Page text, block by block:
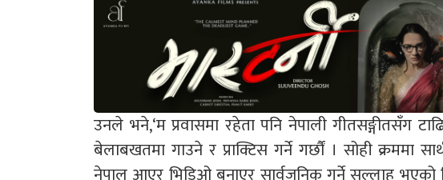
उनले भने,‘म प्रवासमा रहेता पनि नेपाली गीतसङ्गीतसँग
बेलाबखतमा गाउने र प्राक्टिस गर्ने गर्छौं । सोही